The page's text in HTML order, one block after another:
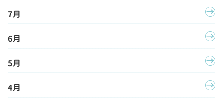
7月
6月
5月
4月